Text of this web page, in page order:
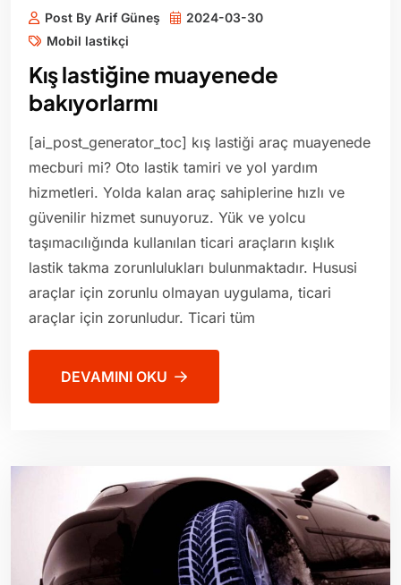
Post By Arif Güneş
2024-03-30
Mobil lastikçi
Kış lastiğine muayenede
bakıyorlarmı
[ai_post_generator_toc] kış lastiği araç muayenede
mecburi mi? Oto lastik tamiri ve yol yardım
hizmetleri. Yolda kalan araç sahiplerine hızlı ve
güvenilir hizmet sunuyoruz. Yük ve yolcu
taşımacılığında kullanılan ticari araçların kışlık
lastik takma zorunlulukları bulunmaktadır. Hususi
araçlar için zorunlu olmayan uygulama, ticari
araçlar için zorunludur. Ticari tüm
DEVAMINI OKU